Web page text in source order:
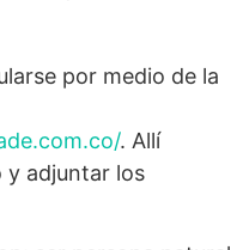
por medio de la
. Allí
y adjuntar los